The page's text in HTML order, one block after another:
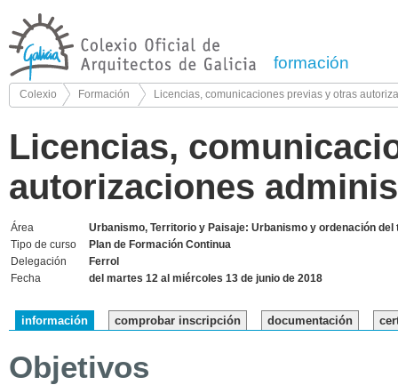
formación
Colexio Formación Licencias, comunicaciones previas y otras
Licencias,
autorizaciones
Área
Urbanismo, Territorio y Paisaje: Urbanismo y ordenación del
Tipo de curso
Plan de Formación Continua
Delegación
Ferrol
Fecha
del martes 12 al miércoles 13 de junio de 2018
información comprobar inscripción documentación
Objetivos